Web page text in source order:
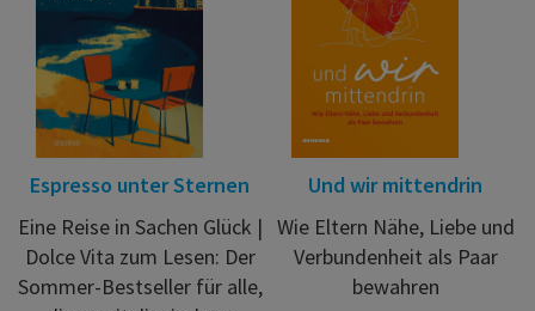
Espresso unter Sternen
Eine Reise in Sachen Glück |
Dolce Vita zum Lesen: Der
Sommer-Bestseller für alle,
Und wir mittendrin
Wie Eltern Nähe, Liebe und
Verbundenheit als Paar
bewahren